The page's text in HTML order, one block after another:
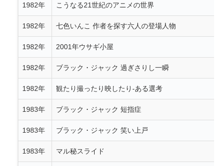
1982年 こうなる21世紀のアニメの世界
1982年 七色いんこ 作者を探す六人の登場人物
1982年 2001年ウサギ小屋
1982年 ブラック・ジャック 過ぎさりし一瞬
1982年 観たり撮ったり映したり-ある選考
1983年 ブラック・ジャック 短指症
1983年 ブラック・ジャック 笑い上戸
1983年 マル秘スライド